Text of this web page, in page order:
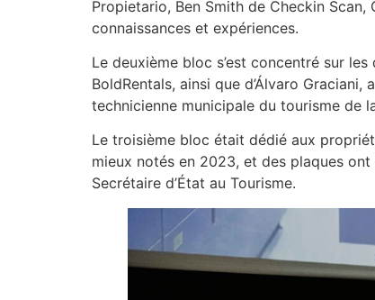
Propietario, Ben Smith de Checkin
connaissances et expériences.
Le deuxième bloc s’est concentré sur
BoldRentals, ainsi que d’Álvaro
technicienne municipale du tourisme de
Le troisième bloc était dédié aux
mieux notés en 2023, et des plaques
Secrétaire d’État au Tourisme.